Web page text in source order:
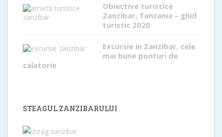
Obiective turistice
Zanzibar, Tanzania – ghid
turistic 2020
Excursie in Zanzibar, cele
mai bune ponturi de
calatorie
STEAGUL ZANZIBARULUI